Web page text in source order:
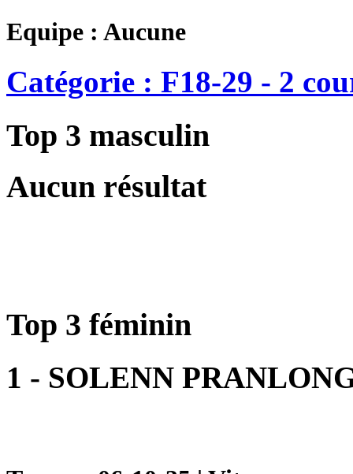
Equipe : Aucune
Catégorie : F18-29 - 2
Top 3 masculin
Aucun résultat
Top 3 féminin
1 - SOLENN